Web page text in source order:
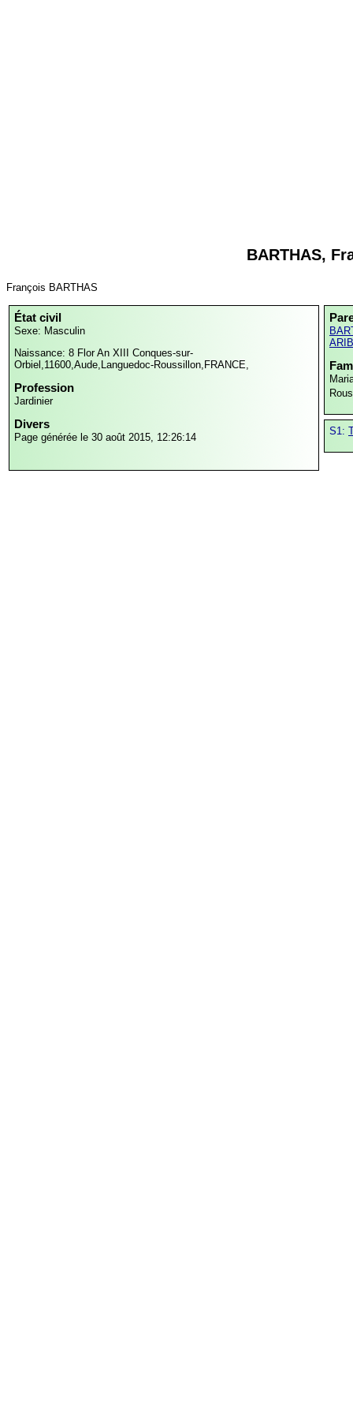
BARTHAS,
François BARTHAS
État civil
Sexe: Masculin
Naissance: 8 Flor An XIII Conques-sur-
Orbiel,11600,Aude,Languedoc-Roussillon,FRANCE,
Profession
Jardinier
Divers
Page générée le 30 août 2015, 12:26:14
S1: